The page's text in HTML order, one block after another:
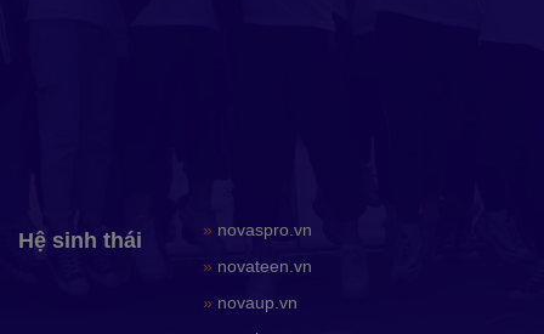
Hệ sinh thái » novaspro.vn
» novateen.vn
» novaup.vn